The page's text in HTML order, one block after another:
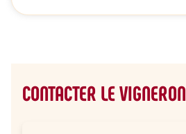
CONTACTER LE VIGNERON